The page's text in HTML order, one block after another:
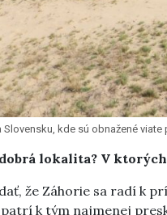
kde sú obnažené
lokalita? V
že Záhorie sa radí k
patrí k tým najmenej